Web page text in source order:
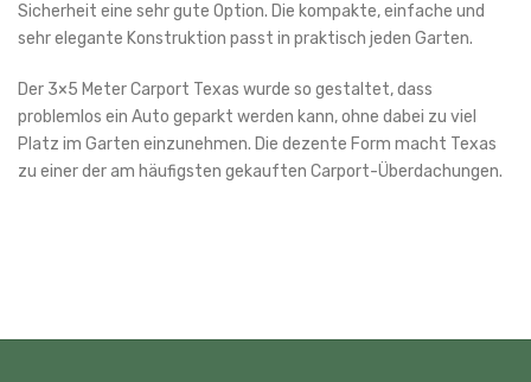
Sicherheit eine sehr gute Option. Die kompakte, einfache und
sehr elegante Konstruktion passt in praktisch jeden Garten.
Der 3×5 Meter Carport Texas wurde so gestaltet, dass
problemlos ein Auto geparkt werden kann, ohne dabei zu viel
Platz im Garten einzunehmen. Die dezente Form macht Texas
zu einer der am häufigsten gekauften Carport-Überdachungen.